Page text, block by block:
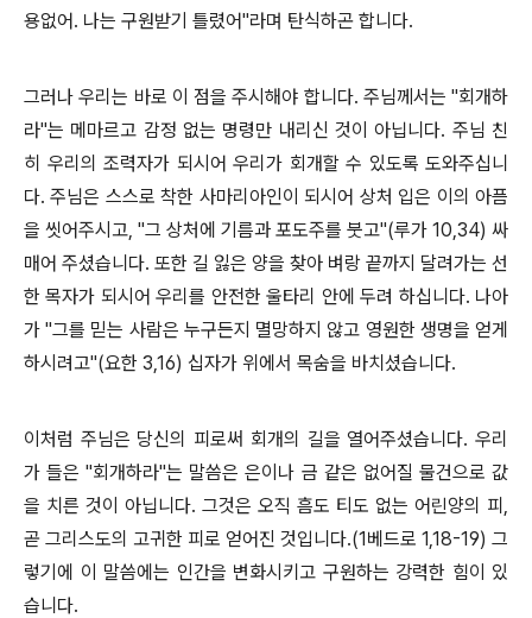
용없어. 나는 구원받기 틀렸어"라며 탄식하곤 합니다.
그러나 우리는 바로 이 점을 주시해야 합니다. 주님께서는 "회개하
라"는 메마르고 감정 없는 명령만 내리신 것이 아닙니다. 주님 친
히 우리의 조력자가 되시어 우리가 회개할 수 있도록 도와주십니
다. 주님은 스스로 착한 사마리아인이 되시어 상처 입은 이의 아픔
을 씻어주시고, "그 상처에 기름과 포도주를 붓고"(루가 10,34) 싸
매어 주셨습니다. 또한 길 잃은 양을 찾아 벼랑 끝까지 달려가는 선
한 목자가 되시어 우리를 안전한 울타리 안에 두려 하십니다. 나아
가 "그를 믿는 사람은 누구든지 멸망하지 않고 영원한 생명을 얻게
하시려고"(요한 3,16) 십자가 위에서 목숨을 바치셨습니다.
이처럼 주님은 당신의 피로써 회개의 길을 열어주셨습니다. 우리
가 들은 "회개하라"는 말씀은 은이나 금 같은 없어질 물건으로 값
을 치른 것이 아닙니다. 그것은 오직 흠도 티도 없는 어린양의 피,
곧 그리스도의 고귀한 피로 얻어진 것입니다.(1베드로 1,18-19) 그
렇기에 이 말씀에는 인간을 변화시키고 구원하는 강력한 힘이 있
습니다.